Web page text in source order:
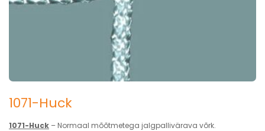
1071-Huck
1071-Huck – Normaal mõõtmetega jalgpallivärava võrk.